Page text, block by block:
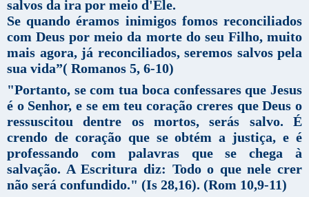
salvos da ira por meio d'Ele.
Se quando éramos inimigos fomos reconciliados
com Deus por meio da morte do seu Filho, muito
mais agora, já reconciliados, seremos salvos pela
sua vida”( Romanos 5, 6-10)
"Portanto, se com tua boca confessares que Jesus
é o Senhor, e se em teu coração creres que Deus o
ressuscitou dentre os mortos, serás salvo. É
crendo de coração que se obtém a justiça, e é
professando com palavras que se chega à
salvação. A Escritura diz: Todo o que nele crer
não será confundido." (Is 28,16). (Rom 10,9-11)